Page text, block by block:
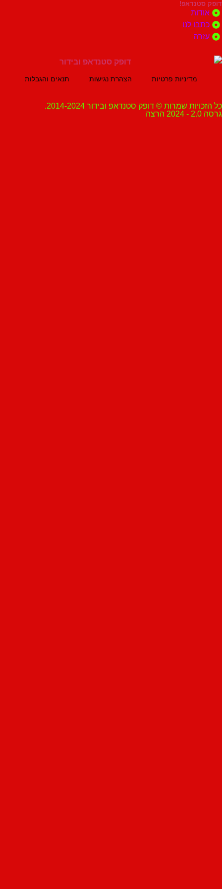
לנו
מדיניות פרטיות הצהרת נגישות תנאים והגבלות
שמרות © דופק סטנדאפ ובידור 2014-2024.